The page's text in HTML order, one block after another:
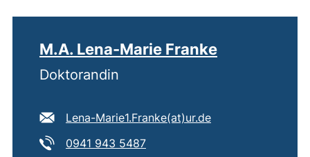
M.A. Lena-Marie Franke
Doktorandin
E-Mail Adresse:
Lena-Marie1.Franke​(at)​ur.de(öffnet Ihr E-Mail-
Tel:
0941 943 5487(startet einen Telefonanruf,